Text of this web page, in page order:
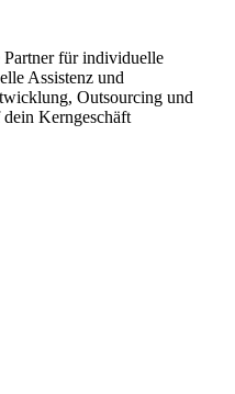
für individuelle
Assistenz und
Outsourcing und
Kerngeschäft